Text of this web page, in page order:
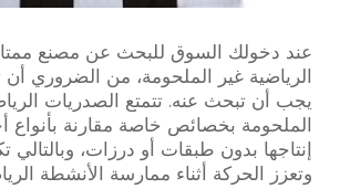
عند دخولك السوق للبحث عن مصنع
الرياضية غير الملحومة، من الضروري
يجب أن تبحث عنه. تتمتع الصدريات
الملحومة بخصائص خاصة مقارنة بأنواع
إنتاجها بدون طبقات أو درزات، وبالتالي
وتعزز الحركة أثناء ممارسة الأنشطة